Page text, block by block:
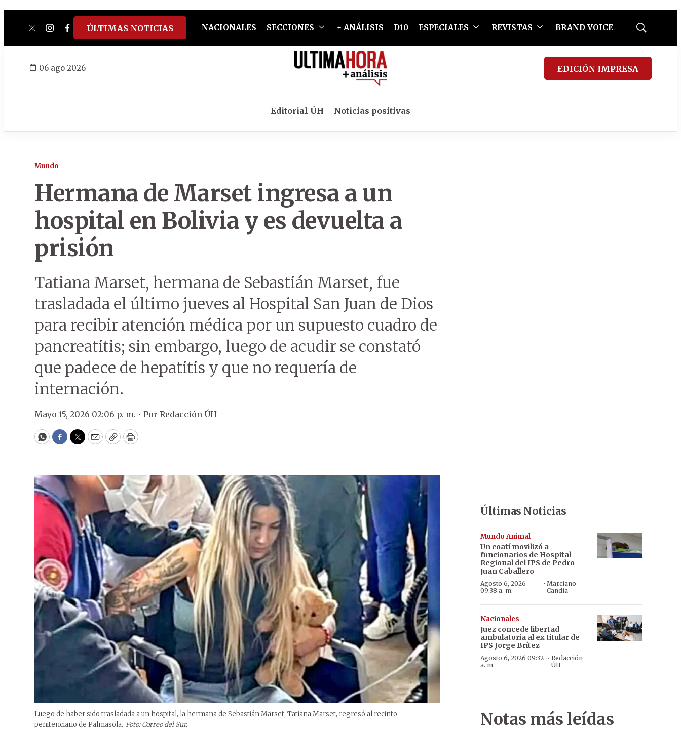
twitterinstagram
facebook
tiktokyoutube
spotify
ÚLTIMAS NOTICIAS NACIONALES SECCIONES + ANÁLISIS D10 ESPECIALES REVISTAS BRAND VOICE
Mostrar
06 ago 2026 EDICIÓN IMPRESA
Editorial ÚH Noticias positivas
Mundo
Hermana de Marset ingresa a un
hospital en Bolivia y es devuelta a
prisión
Tatiana Marset, hermana de Sebastián Marset, fue
trasladada el último jueves al Hospital San Juan de Dios
para recibir atención médica por un supuesto cuadro de
pancreatitis; sin embargo, luego de acudir se constató
que padece de hepatitis y que no requería de
internación.
Mayo 15, 2026 02:06 p. m. • Por Redacción ÚH
WhatsApp
Facebook
Twitter
EmailCopyPrint
Luego de haber sido trasladada a un hospital, la hermana de Sebastián Marset, Tatiana Marset, regresó al recinto
penitenciario de Palmasola. Foto: Correo del Sur.
Últimas Noticias
Mundo Animal
Un coatí movilizó a
funcionarios de Hospital
Regional del IPS de Pedro
Juan Caballero
Agosto 6, 2026
09:38 a. m.
· Marciano
Candia
Nacionales
Juez concede libertad
ambulatoria al ex titular de
IPS Jorge Brítez
Agosto 6, 2026 09:32
a. m.
· Redacción
ÚH
Notas más leídas